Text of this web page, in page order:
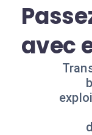
avec